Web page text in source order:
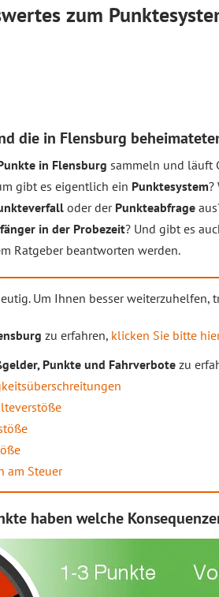
zum
die in Flensburg
in Flensburg sammeln und läuft
gibt es eigentlich ein Punktesystem?
oder der Punkteabfrage
in der Probezeit? Und gibt es
Ratgeber beantworten werden.
Um Ihnen besser weiterzuhelfen,
zu erfahren, klicken Sie bitte
Punkte und Fahrverbote zu
am Steuer
haben welche